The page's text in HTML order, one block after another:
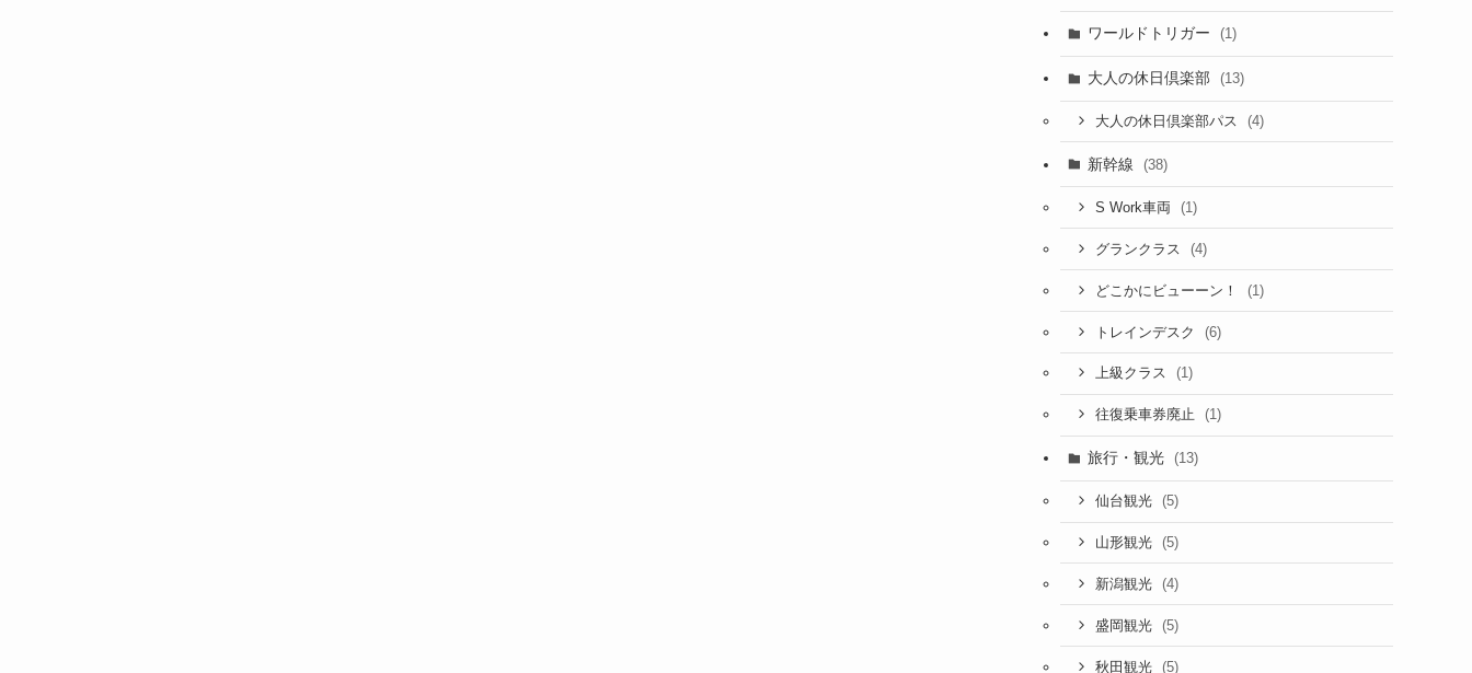
ワールドトリガー (1)
大人の休日倶楽部 (13)
大人の休日倶楽部パス (4)
新幹線 (38)
S Work車両 (1)
グランクラス (4)
どこかにビューーン！ (1)
トレインデスク (6)
上級クラス (1)
往復乗車券廃止 (1)
旅行・観光 (13)
仙台観光 (5)
山形観光 (5)
新潟観光 (4)
盛岡観光 (5)
秋田観光 (5)